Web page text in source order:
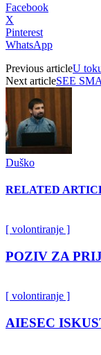
Facebook
X
Pinterest
WhatsApp
Previous articleU
Next articleSEE
Duško
RELATED
[ volontiranje ]
POZIV ZA
[ volontiranje ]
AIESEC